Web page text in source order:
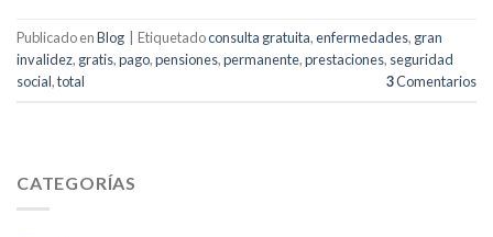
Publicado enBlog Etiquetadoconsulta gratuita,enfermedades, gran
invalidez, gratis,pago,pensiones,permanente,prestaciones, seguridad
social,total 3Comentarios
CATEGORÍAS